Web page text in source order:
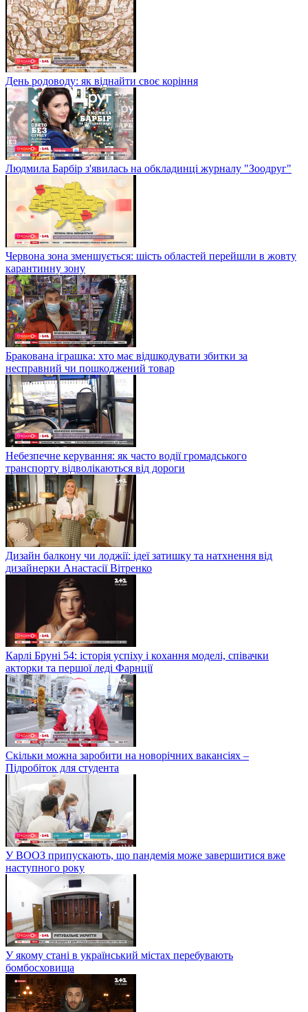
День родоводу: як віднайти своє коріння
Людмила Барбір з'явилась на обкладинці журналу "Зоодруг"
Червона зона зменшується: шість областей перейшли в жовту
карантинну зону
Бракована іграшка: хто має відшкодувати збитки за
несправний чи пошкоджений товар
Небезпечне керування: як часто водії громадського
транспорту відволікаються від дороги
Дизайн балкону чи лоджії: ідеї затишку та натхнення від
дизайнерки Анастасії Вітренко
Карлі Бруні 54: історія успіху і кохання моделі, співачки
акторки та першої леді Фарнції
Скільки можна заробити на новорічних вакансіях –
Підробіток для студента
У ВООЗ припускають, що пандемія може завершитися вже
наступного року
У якому стані в український містах перебувають
бомбосховища